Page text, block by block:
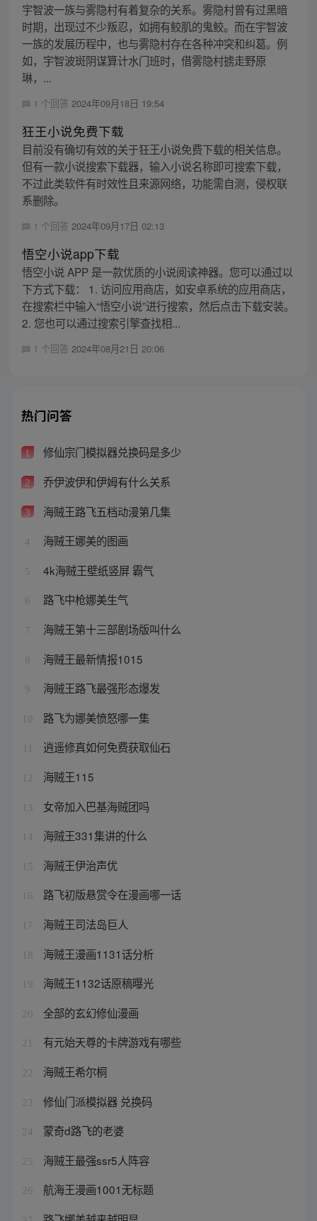
宇智波一族与雾隐村有着复杂的关系。雾隐村曾有过黑暗
时期，出现过不少叛忍，如拥有鲛肌的鬼鲛。而在宇智波
一族的发展历程中，也与雾隐村存在各种冲突和纠葛。例
如，宇智波斑阴谋算计水门班时，借雾隐村掳走野原
琳，...
1 个回答 2024年09月18日 19:54
狂王小说免费下载
目前没有确切有效的关于狂王小说免费下载的相关信息。
但有一款小说搜索下载器，输入小说名称即可搜索下载，
不过此类软件有时效性且来源网络，功能需自测，侵权联
系删除。
1 个回答 2024年09月17日 02:13
悟空小说app下载
悟空小说 APP 是一款优质的小说阅读神器。您可以通过以
下方式下载： 1. 访问应用商店，如安卓系统的应用商店，
在搜索栏中输入“悟空小说”进行搜索，然后点击下载安装。
2. 您也可以通过搜索引擎查找相...
1 个回答 2024年08月21日 20:06
热门问答
1 修仙宗门模拟器兑换码是多少
2 乔伊波伊和伊姆有什么关系
3 海贼王路飞五档动漫第几集
4 海贼王娜美的图画
5 4k海贼王壁纸竖屏 霸气
6 路飞中枪娜美生气
7 海贼王第十三部剧场版叫什么
8 海贼王最新情报1015
9 海贼王路飞最强形态爆发
10 路飞为娜美愤怒哪一集
逍遥修真如何免费获取仙石
12 海贼王115
13 女帝加入巴基海贼团吗
14 海贼王331集讲的什么
15 海贼王伊治声优
16 路飞初版悬赏令在漫画哪一话
17 海贼王司法岛巨人
18 海贼王漫画1131话分析
19 海贼王1132话原稿曝光
20 全部的玄幻修仙漫画
21 有元始天尊的卡牌游戏有哪些
22 海贼王希尔桐
23 修仙门派模拟器 兑换码
24 蒙奇d路飞的老婆
25 海贼王最强ssr5人阵容
26 航海王漫画1001无标题